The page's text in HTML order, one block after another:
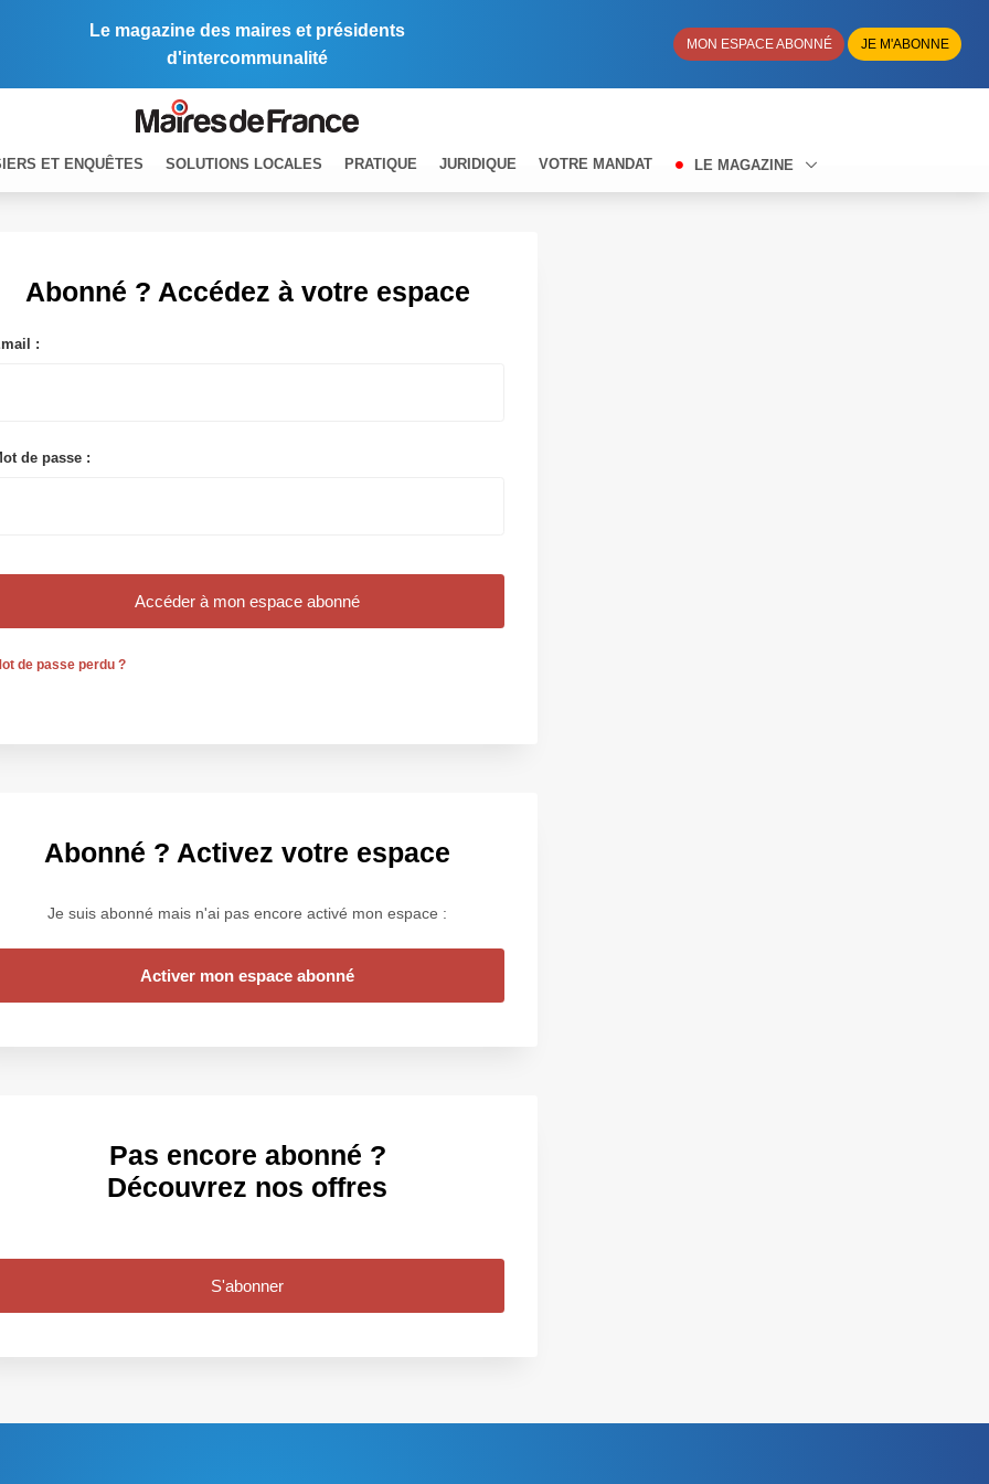
Le magazine des maires et présidents
d'intercommunalité
MON ESPACE ABONNÉ JE M'ABONNE
ET ENQUÊTES SOLUTIONS LOCALES PRATIQUE JURIDIQUE VOTRE MANDAT LE MAGAZINE
Abonné ? Accédez à votre espace
:
de passe :
de passe perdu ?
Abonné ? Activez votre espace
Je suis abonné mais n'ai pas encore activé mon espace :
Activer mon espace abonné
Pas encore abonné ?
Découvrez nos offres
S'abonner